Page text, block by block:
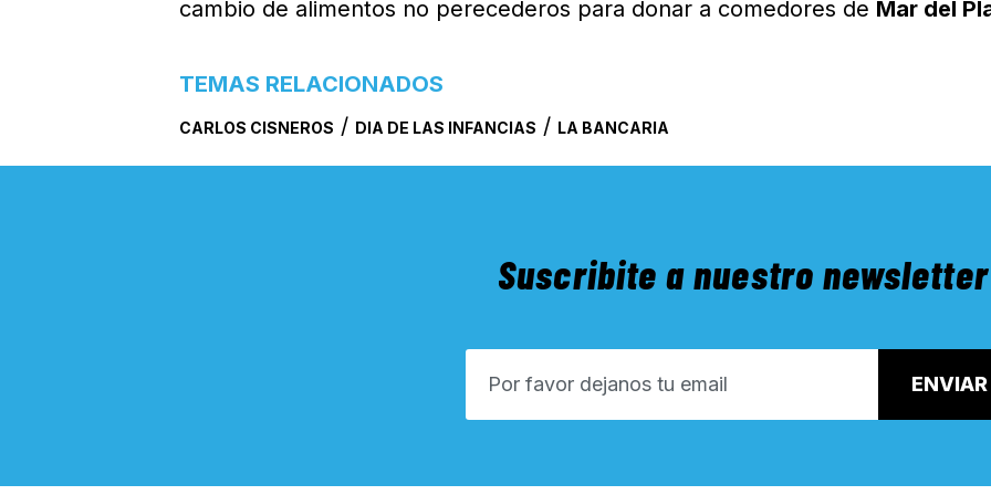
cambio de alimentos no perecederos para donar a comedores de Mar del
TEMAS RELACIONADOS
CARLOS CISNEROS / DIA DE LAS INFANCIAS / LA BANCARIA
Suscribite a nuestro newsletter